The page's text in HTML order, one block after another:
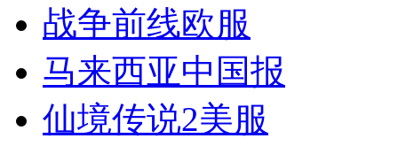
战争前线欧服
马来西亚中国报
仙境传说2美服